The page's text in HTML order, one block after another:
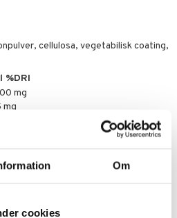
Om
cookies
cellulosa, vegetabilisk coating,
%DRI
mg
mg